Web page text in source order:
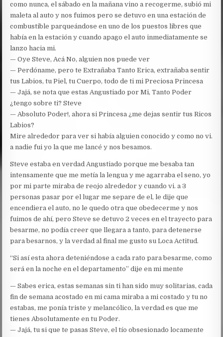
como nunca, el sábado en la mañana vino a recogerme, subió mi
maleta al auto y nos fuimos pero se detuvo en una estación de
combustible parqueándose en uno de los puestos libres que
había en la estación y cuando apago el auto inmediatamente se
lanzo hacia mi.
— Oye Steve, Acá No, alguien nos puede ver
— Perdóname, pero te Extrañaba Tanto Erica, extrañaba sentir
tus Labios, tu Piel, tu Cuerpo, todo de ti mi Preciosa Princesa
— Jajá, se nota que estas Angustiado por Mi, Tanto Poder
¿tengo sobre ti? Steve
— Absoluto Poder!, ahora si Princesa ¿me dejas sentir tus Ricos
Labios?
Mire alrededor para ver si había alguien conocido y como no vi.
a nadie fui yo la que me lancé y nos besamos.
Steve estaba en verdad Angustiado porque me besaba tan
intensamente que me metía la lengua y me agarraba el seno, yo
por mi parte miraba de reojo alrededor y cuando vi. a 3
personas pasar por el lugar me separe de el, le dije que
encendiera el auto, no le quedo otra que obedecerme y nos
fuimos de ahí, pero Steve se detuvo 2 veces en el trayecto para
besarme, no podía creer que llegara a tanto, para detenerse
para besarnos, y la verdad al final me gusto su Loca Actitud.
“Si así esta ahora deteniéndose a cada rato para besarme, como
será en la noche en el departamento” dije en mi mente
— Sabes erica, estas semanas sin ti han sido muy solitarias, cada
fin de semana acostado en mi cama miraba a mi costado y tu no
estabas, me ponía triste y melancólico, la verdad es que me
tienes Absolutamente en tu Poder.
— Jajá, tu si que te pasas Steve, el tío obsesionado locamente